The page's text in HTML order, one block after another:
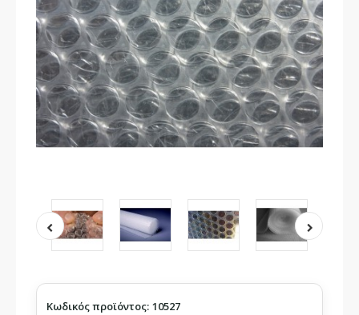
Κωδικός προϊόντος: 10527